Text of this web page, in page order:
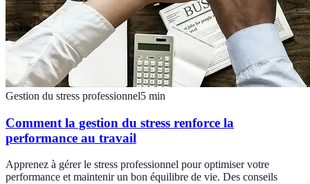
Gestion du stress professionnel5 min
Comment la gestion du stress renforce la
performance au travail
Apprenez à gérer le stress professionnel pour optimiser votre
performance et maintenir un bon équilibre de vie. Des conseils